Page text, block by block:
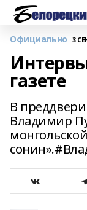
Официально 3
газете
В
Владимир